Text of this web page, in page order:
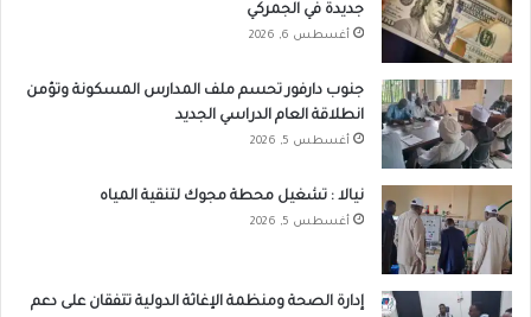
جديدة في الجمركي
أغسطس 6, 2026
جنوب دارفور تحسم ملف المدارس المسكونة وتؤمن
انطلاقة العام الدراسي الجديد
أغسطس 5, 2026
نيالا : تشغيل محطة مجوك لتنقية المياه
أغسطس 5, 2026
إدارة الصحة ومنظمة الإغاثة الدولية تتفقان على دعم